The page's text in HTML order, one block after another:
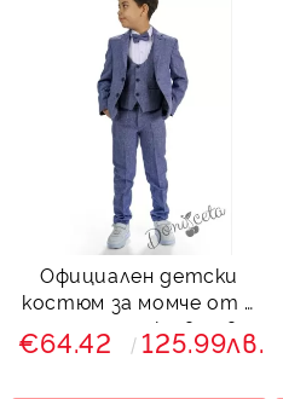
Официален детски
костюм за момче от 5
части със сако в сиво-
синьо 00003839222
€64.42 125.99лв.